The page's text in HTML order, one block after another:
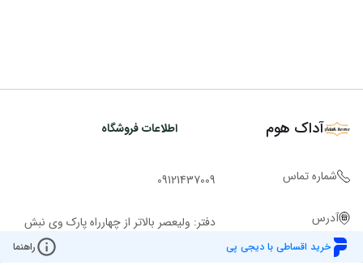
خرید اقساطی با دیجی پی راهنما
آداک هوم اطلاعات فروشگاه
شماره تماس 09121437009
آدرس
دفتر: ولیعصر بالاتر از چهارراه پارک وی نبش
کوچه ملاح ساختمان روشن پ 2943 ط 1